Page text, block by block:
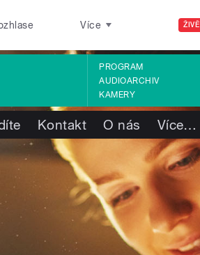
ŽIVĚ
Více
PROGRAM
AUDIOARCHIV
KAMERY
Kontakt O nás Více…